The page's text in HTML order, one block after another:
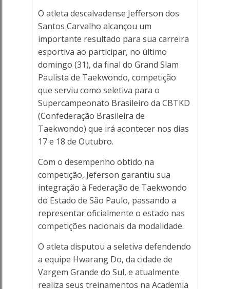
Ferreira
Online
-
Porto
Ferreira
Online
O atleta descalvadense Jefferson dos
Santos Carvalho alcançou um
importante resultado para sua carreira
esportiva ao participar, no último
domingo (31), da final do Grand Slam
Paulista de Taekwondo, competição
que serviu como seletiva para o
Supercampeonato Brasileiro da CBTKD
(Confederação Brasileira de
Taekwondo) que irá acontecer nos dias
17 e 18 de Outubro.
Com o desempenho obtido na
competição, Jeferson garantiu sua
integração à Federação de Taekwondo
do Estado de São Paulo, passando a
representar oficialmente o estado nas
competições nacionais da modalidade.
O atleta disputou a seletiva defendendo
a equipe Hwarang Do, da cidade de
Vargem Grande do Sul, e atualmente
realiza seus treinamentos na Academia